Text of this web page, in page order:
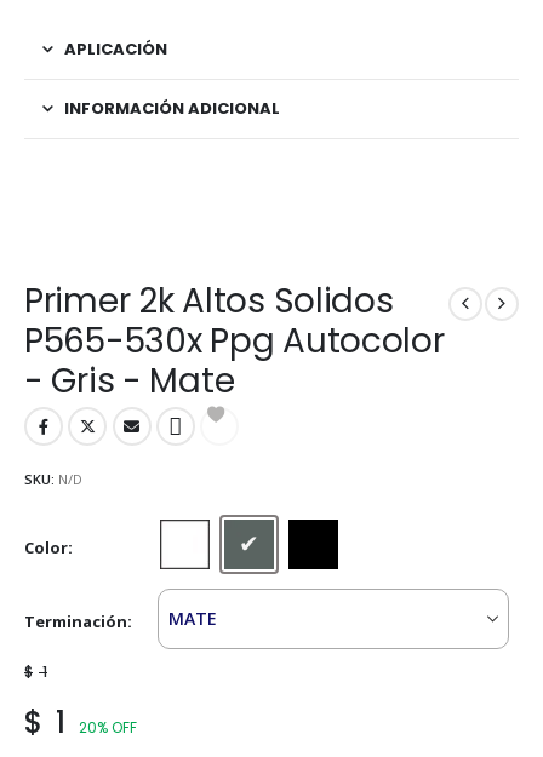
APLICACIÓN
INFORMACIÓN ADICIONAL
Primer 2k Altos Solidos
P565-530x Ppg Autocolor
- Gris - Mate
SKU: N/D
Color Gris
Terminación
$ 1
$ 1 20% OFF